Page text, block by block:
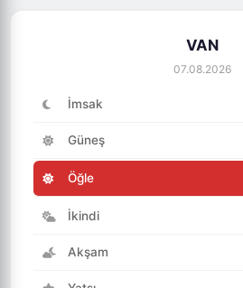
VAN
07.08.2026
İmsak
Güneş
Öğle
İkindi
Akşam